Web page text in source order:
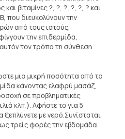
βιταμίνες ?, ?, ?, ?, ?, ? και
που διευκολύνουν την
από τους ιστούς,
την επιδερμίδα,
τον τρόπο τη σύνθεση
μια μικρή ποσότητα από το
κάνοντας ελαφρύ μασάζ,
σε προβληματικές
κλπ.). Αφήστε το για 5
ξεπλύνετε με νερό.Συνίσταται
τρείς φορές την εβδομάδα.